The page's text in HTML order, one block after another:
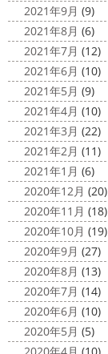
2021年9月 (9)
2021年8月 (6)
2021年7月 (12)
2021年6月 (10)
2021年5月 (9)
2021年4月 (10)
2021年3月 (22)
2021年2月 (11)
2021年1月 (6)
2020年12月 (20)
2020年11月 (18)
2020年10月 (19)
2020年9月 (27)
2020年8月 (13)
2020年7月 (14)
2020年6月 (10)
2020年5月 (5)